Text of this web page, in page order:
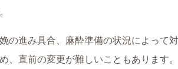
の進み具合、麻酔準備の状況によって
、直前の変更が難しいこともあります。